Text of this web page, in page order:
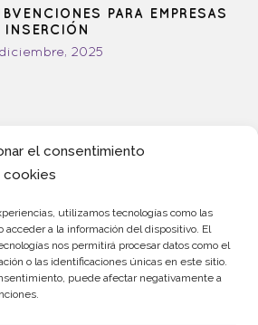
el consentimiento
cookies
utilizamos tecnologías como las
acceder a la información del dispositivo. El
nos permitirá procesar datos como el
o las identificaciones únicas en este sitio.
puede afectar negativamente a
PARA EMPRESAS
INSERCIÓN
2025